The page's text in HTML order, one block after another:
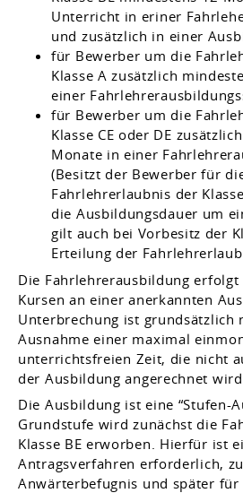
Unterricht in eriner
und zusätzlich in einer
für Bewerber um die
Klasse A zusätzlich
einer
für Bewerber um die
Klasse CE oder DE
Monate in einer
(Besitzt der Bewerber für
Fahrlehrerlaubnis der
die Ausbildungsdauer um
gilt auch bei Vorbesitz der
Erteilung der
Die Fahrlehrerausbildung erfolgt
Kursen an einer anerkannten
Unterbrechung ist grundsätzlich
Ausnahme einer maximal
unterrichtsfreien Zeit, die nicht
der Ausbildung angerechnet wird.
Die Ausbildung ist eine “Stufen-
Grundstufe wird zunächst die
Klasse BE erworben. Hierfür ist
Antragsverfahren erforderlich,
Anwärterbefugnis und später für